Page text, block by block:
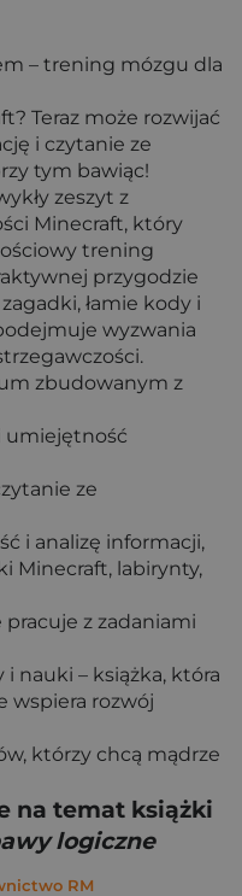
– trening mózgu dla
Teraz może rozwijać
i czytanie ze
tym bawiąc!
zeszyt z
Minecraft, który
trening
przygodzie
łamie kody i
wyzwania
zbudowanym z
umiejętność
ze
i analizę informacji,
Minecraft, labirynty,
z zadaniami
i nauki – książka, która
wspiera rozwój
którzy chcą mądrze
na temat książki
logiczne
RM